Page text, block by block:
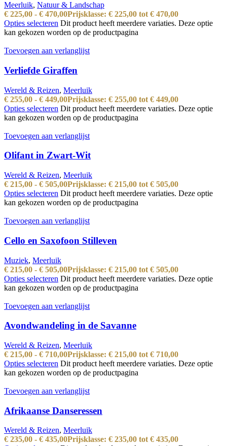
Meerluik, Natuur & Landschap
€ 225,00 - € 470,00Prijsklasse: € 225,00 tot € 470,00
Opties selecteren Dit product heeft meerdere variaties. Deze optie
kan gekozen worden op de productpagina
Toevoegen aan verlanglijst
Verliefde Giraffen
Wereld & Reizen, Meerluik
€ 255,00 - € 449,00Prijsklasse: € 255,00 tot € 449,00
Opties selecteren Dit product heeft meerdere variaties. Deze optie
kan gekozen worden op de productpagina
Toevoegen aan verlanglijst
Olifant in Zwart-Wit
Wereld & Reizen, Meerluik
€ 215,00 - € 505,00Prijsklasse: € 215,00 tot € 505,00
Opties selecteren Dit product heeft meerdere variaties. Deze optie
kan gekozen worden op de productpagina
Toevoegen aan verlanglijst
Cello en Saxofoon Stilleven
Muziek, Meerluik
€ 215,00 - € 505,00Prijsklasse: € 215,00 tot € 505,00
Opties selecteren Dit product heeft meerdere variaties. Deze optie
kan gekozen worden op de productpagina
Toevoegen aan verlanglijst
Avondwandeling in de Savanne
Wereld & Reizen, Meerluik
€ 215,00 - € 710,00Prijsklasse: € 215,00 tot € 710,00
Opties selecteren Dit product heeft meerdere variaties. Deze optie
kan gekozen worden op de productpagina
Toevoegen aan verlanglijst
Afrikaanse Danseressen
Wereld & Reizen, Meerluik
€ 235,00 - € 435,00Prijsklasse: € 235,00 tot € 435,00